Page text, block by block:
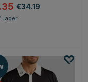
€34.19